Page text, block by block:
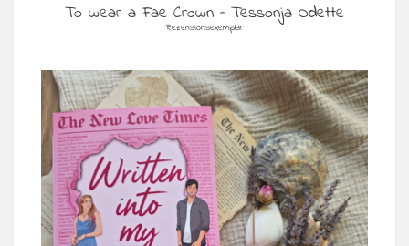
To wear a Fae Crown – Tessonja Odette
Rezensionsexemplar